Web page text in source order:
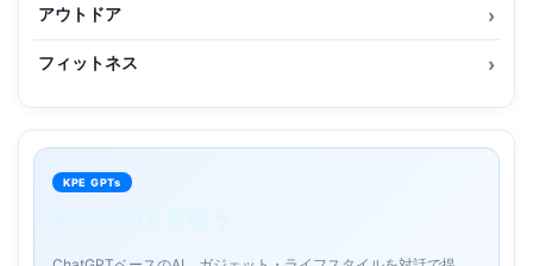
アウトドア
フィットネス
KPE GPTs